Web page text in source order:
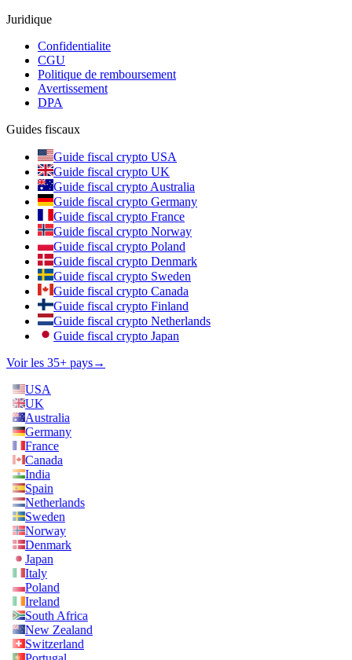
Juridique
Confidentialite
CGU
Politique de remboursement
Avertissement
DPA
Guides fiscaux
Guide fiscal crypto USA
Guide fiscal crypto UK
Guide fiscal crypto Australia
Guide fiscal crypto Germany
Guide fiscal crypto France
Guide fiscal crypto Norway
Guide fiscal crypto Poland
Guide fiscal crypto Denmark
Guide fiscal crypto Sweden
Guide fiscal crypto Canada
Guide fiscal crypto Finland
Guide fiscal crypto Netherlands
Guide fiscal crypto Japan
Voir les 35+ pays→
USA
UK
Australia
Germany
France
Canada
India
Spain
Netherlands
Sweden
Norway
Denmark
Japan
Italy
Poland
Ireland
South Africa
New Zealand
Switzerland